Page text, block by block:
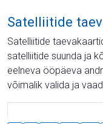
Satelliitide
Satelliitide
satelliitide suunda ja
eelneva ööpäeva
võimalik valida ja